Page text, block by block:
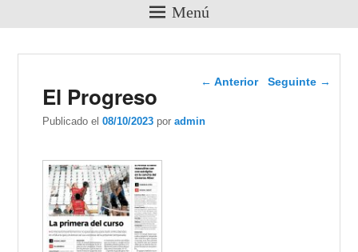
Menú
Navegador de artigos
← Anterior Seguinte →
El Progreso
Publicado el08/10/2023 poradmin